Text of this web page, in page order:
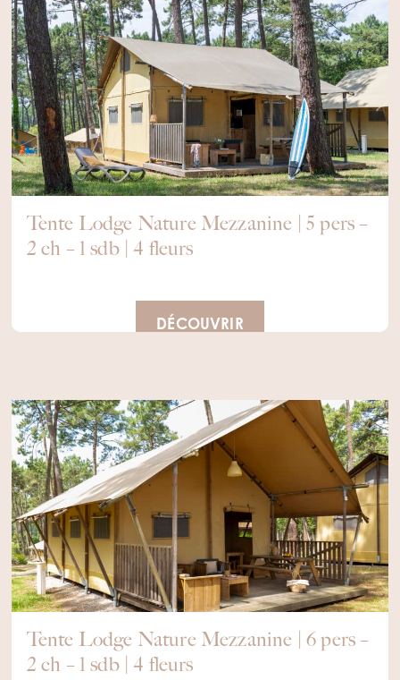
Tente Lodge Nature Mezzanine | 5 pers –
2 ch – 1 sdb | 4 fleurs
DÉCOUVRIR
Tente Lodge Nature Mezzanine | 6 pers –
2 ch – 1 sdb | 4 fleurs